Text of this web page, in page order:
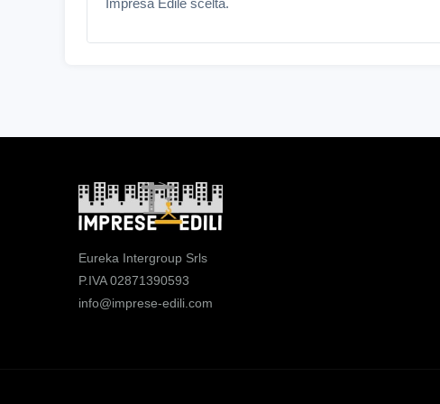
Eureka Intergroup Srls
P.IVA 02871390593
info@imprese-edili.com